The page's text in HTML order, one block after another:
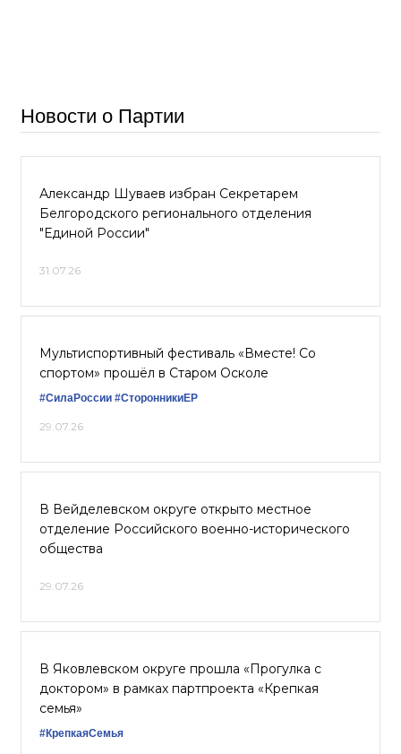
Новости о Партии
Александр Шуваев избран Секретарем
Белгородского регионального отделения
"Единой России"
31.07.26
Мультиспортивный фестиваль «Вместе! Со
спортом» прошёл в Старом Осколе
#СилаРоссии #СторонникиЕР
29.07.26
В Вейделевском округе открыто местное
отделение Российского военно-исторического
общества
29.07.26
В Яковлевском округе прошла «Прогулка с
доктором» в рамках партпроекта «Крепкая
семья»
#КрепкаяСемья